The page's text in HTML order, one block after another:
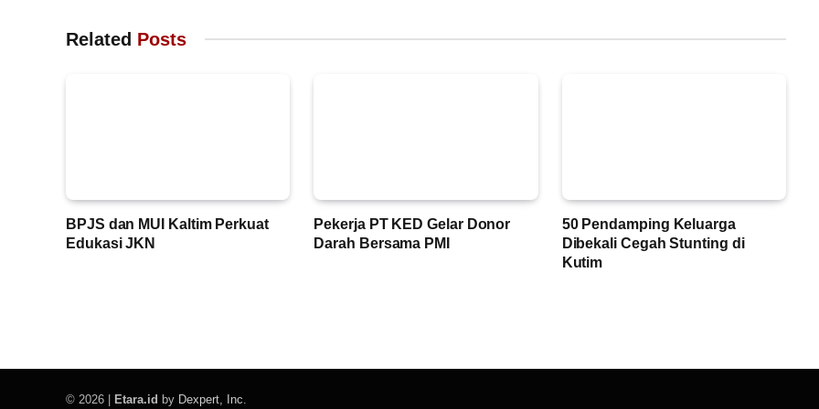
Related Posts
BPJS dan MUI Kaltim Perkuat
Edukasi JKN
Pekerja PT KED Gelar Donor
Darah Bersama PMI
50 Pendamping Keluarga
Dibekali Cegah Stunting di
Kutim
© 2026 | Etara.id by Dexpert, Inc